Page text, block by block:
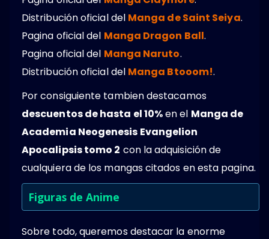
Distribución oficial del Manga de Saint Seiya.
Pagina oficial del Manga Dragon Ball.
Pagina oficial del Manga Naruto.
Distribución oficial del Manga Btooom!.
Por consiguiente tambien destacamos
descuentos de hasta el 10%en el Manga de
Academia Neogenesis Evangelion
Apocalipsis tomo 2 con la adquisición de
cualquiera de los mangas citados en esta pagina.
Figuras de Anime
Sobre todo, queremos destacar la enorme